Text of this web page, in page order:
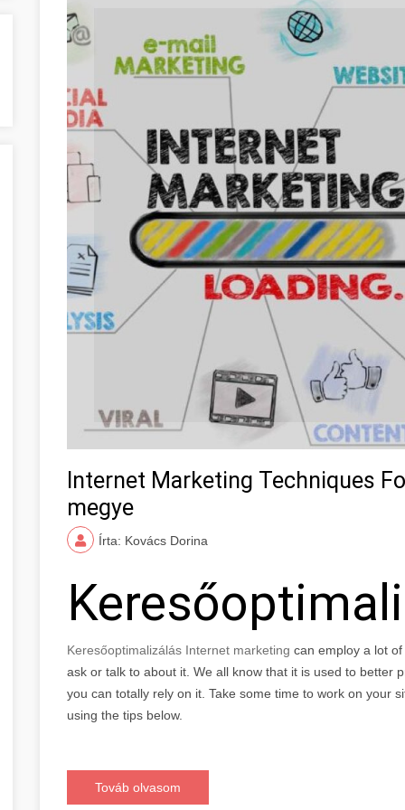
Internet Marketing Techniques
megye
Írta: Kovács Dorina
Keresőoptimalizálás Internet marketing can employ a lot
ask or talk to about it. We all know that it is used to better
you can totally rely on it. Take some time to work on your
using the tips below.
Továb olvasom